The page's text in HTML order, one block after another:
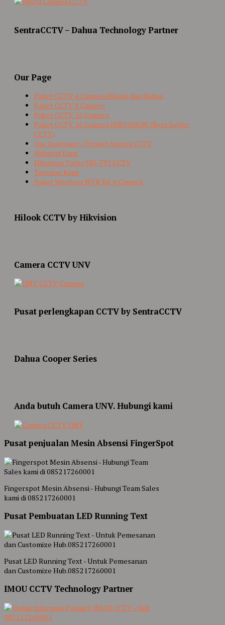
SentraCCTV – Dahua Technology Partner
Our Page
Paket CCTV 4 Camera Hilook dan Dahua
Paket CCTV 8 Camera
Paket CCTV 16 Camera
Paket CCTV 16 Camera HIKVISION (Best Seller
CCTV)
Our Customer / Project Sentra CCTV
Hubungi Kami
Hikvision Turbo HD-TVI CCTV
Tentang Kami
Paket Wireless NVR Kit 4 Camera
Hilook CCTV by Hikvision
Camera CCTV UNV
Pusat perlengkapan CCTV by SentraCCTV
Dahua Cooper Series
Anda butuh Camera UNV. Hubungi kami
Pusat penjualan Mesin Absensi FingerSpot
Fingerspot Mesin Absensi - Hubungi Team Sales
kami di 085217260001
Pusat Pembuatan LED Running Text
Pusat LED Running Text - Untuk Pemesanan
dan Customize Hub.085217260001
IMOU CCTV Technology Partner